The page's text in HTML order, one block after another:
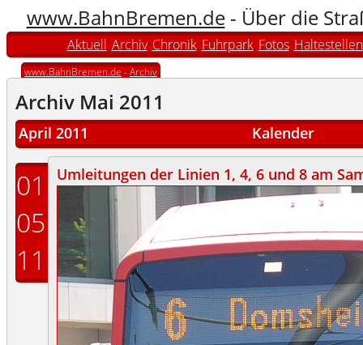
www.BahnBremen.de- Über die
Aktuell Archiv Chronik Fuhrpark Fotos Haltestellen
www.BahnBremen.de -Archiv
Archiv Mai 2011
April 2011 Kalender
01
05
11
Umleitungen der Linien 1, 4, 6 und 8 am